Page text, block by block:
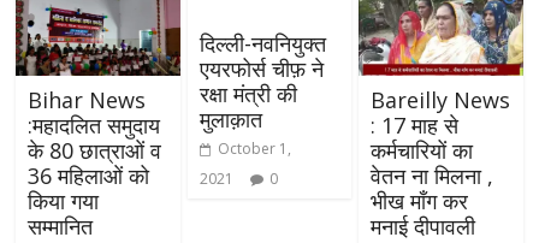
Bihar News
:महादलित समुदाय
के 80 छात्राओं व
36 महिलाओं को
किया गया
सम्मानित
दिल्ली-नवनियुक्त
एयरफोर्स चीफ़ ने
रक्षा मंत्री की
मुलाक़ात
October 1,
2021
0
Bareilly News
: 17 माह से
कर्मचारियों का
वेतन ना मिलना ,
भीख माँग कर
मनाई दीपावली